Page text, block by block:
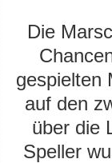
Die
gespielten
auf den
über die
Speller